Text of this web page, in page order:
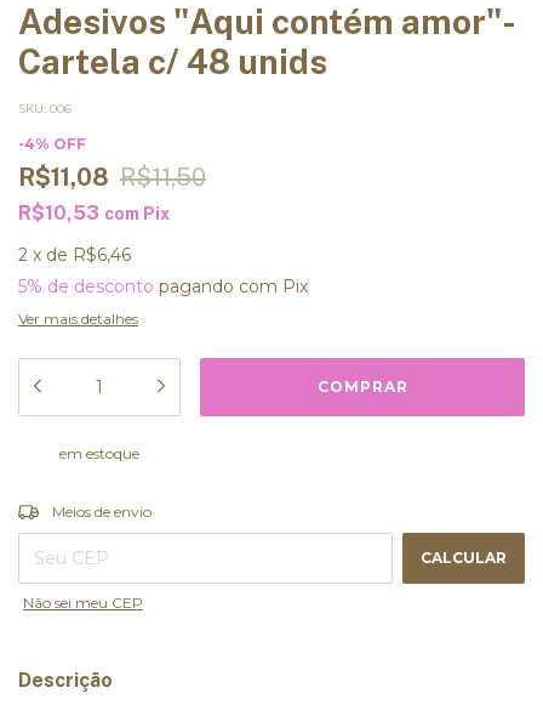
Adesivos "Aqui contém amor"-
Cartela c/ 48 unids
SKU: 006
-4% OFF
R$11,08 R$11,50
R$10,53 com Pix
2 x de R$6,46
5% de desconto pagando com Pix
Ver mais detalhes
em estoque
Entregas para o CEP:
Meios de envio
CALCULAR
Não sei meu CEP
Descrição